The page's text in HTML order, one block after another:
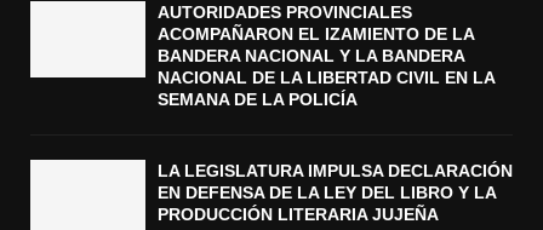
AUTORIDADES PROVINCIALES
ACOMPAÑARON EL IZAMIENTO DE LA
BANDERA NACIONAL Y LA BANDERA
NACIONAL DE LA LIBERTAD CIVIL EN LA
SEMANA DE LA POLICÍA
LA LEGISLATURA IMPULSA DECLARACIÓN
EN DEFENSA DE LA LEY DEL LIBRO Y LA
PRODUCCIÓN LITERARIA JUJEÑA